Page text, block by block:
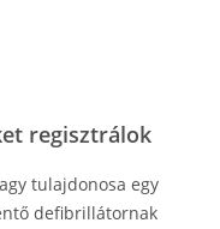
regisztrálok
tulajdonosa egy
defibrillátornak